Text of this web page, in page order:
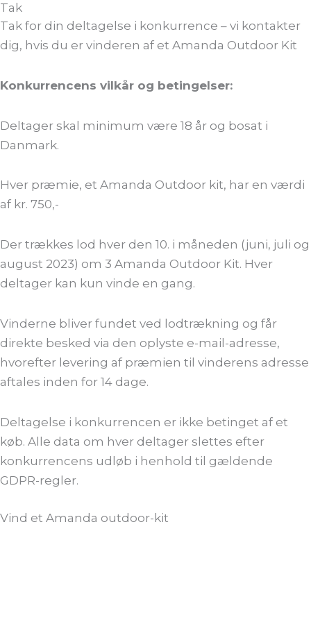
Tak
Tak for din deltagelse i konkurrence – vi kontakter
dig, hvis du er vinderen af et Amanda Outdoor Kit
Konkurrencens vilkår og betingelser:
Deltager skal minimum være 18 år og bosat i
Danmark.
Hver præmie, et Amanda Outdoor kit, har en værdi
af kr. 750,-
Der trækkes lod hver den 10. i måneden (juni, juli og
august 2023) om 3 Amanda Outdoor Kit. Hver
deltager kan kun vinde en gang.
Vinderne bliver fundet ved lodtrækning og får
direkte besked via den oplyste e-mail-adresse,
hvorefter levering af præmien til vinderens adresse
aftales inden for 14 dage.
Deltagelse i konkurrencen er ikke betinget af et
køb. Alle data om hver deltager slettes efter
konkurrencens udløb i henhold til gældende
GDPR-regler.
Vind et Amanda outdoor-kit